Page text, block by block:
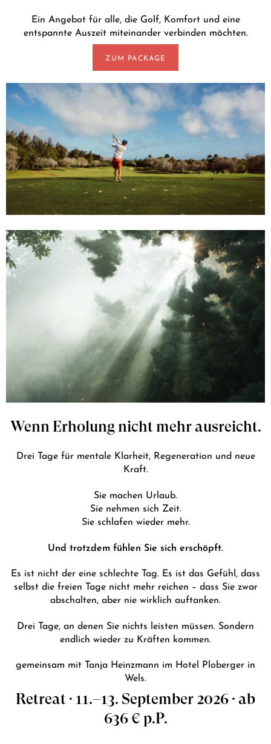
Ein Angebot für alle, die Golf, Komfort und eine
entspannte Auszeit miteinander verbinden möchten.
ZUM PACKAGE
Wenn Erholung nicht mehr ausreicht.
Drei Tage für mentale Klarheit, Regeneration und neue
Kraft.
Sie machen Urlaub.
Sie nehmen sich Zeit.
Sie schlafen wieder mehr.
Und trotzdem fühlen Sie sich erschöpft.
Es ist nicht der eine schlechte Tag. Es ist das Gefühl, dass
selbst die freien Tage nicht mehr reichen – dass Sie zwar
abschalten, aber nie wirklich auftanken.
Drei Tage, an denen Sie nichts leisten müssen. Sondern
endlich wieder zu Kräften kommen.
gemeinsam mit Tanja Heinzmann im Hotel Ploberger in
Wels.
Retreat · 11.–13. September 2026 · ab
636 € p.P.